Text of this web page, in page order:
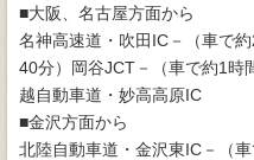
■大阪、名古屋方面から
名神高速道・吹田IC－（車で
40分）岡谷JCT－（車で約1時
越自動車道・妙高高原IC
■金沢方面から
北陸自動車道・金沢東IC－（